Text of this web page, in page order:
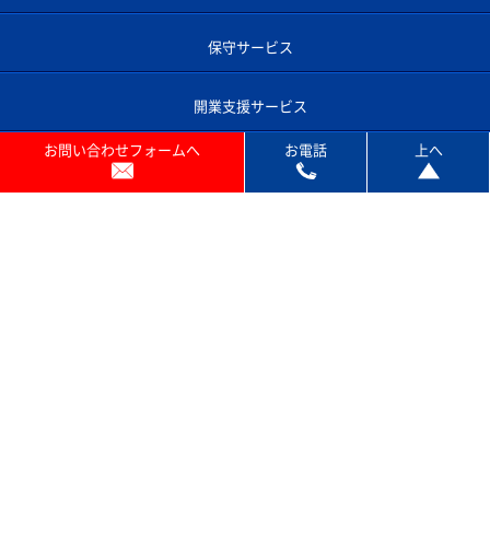
保守サービス
開業支援サービス
コピー機あれこれ
お問い合わせフォームへ お電話 上へ